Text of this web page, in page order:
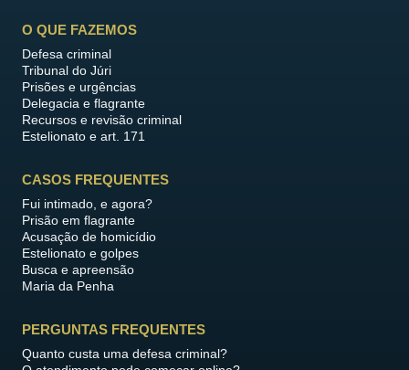
O QUE FAZEMOS
Defesa criminal
Tribunal do Júri
Prisões e urgências
Delegacia e flagrante
Recursos e revisão criminal
Estelionato e art. 171
CASOS FREQUENTES
Fui intimado, e agora?
Prisão em flagrante
Acusação de homicídio
Estelionato e golpes
Busca e apreensão
Maria da Penha
PERGUNTAS FREQUENTES
Quanto custa uma defesa criminal?